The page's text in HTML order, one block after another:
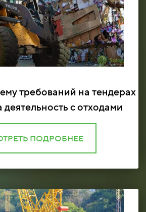
требований на тендерах
с отходами
ПОДРОБНЕЕ